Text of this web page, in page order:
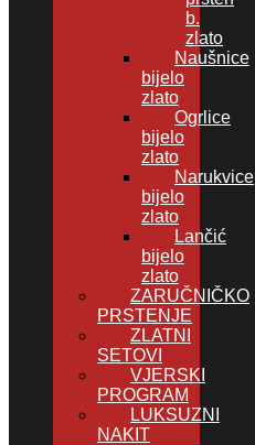
b.
zlato
Naušnice
bijelo
zlato
Ogrlice
bijelo
zlato
Narukvice
bijelo
zlato
Lančić
bijelo
zlato
ZARUČNIČKO
PRSTENJE
ZLATNI
SETOVI
VJERSKI
PROGRAM
LUKSUZNI
NAKIT